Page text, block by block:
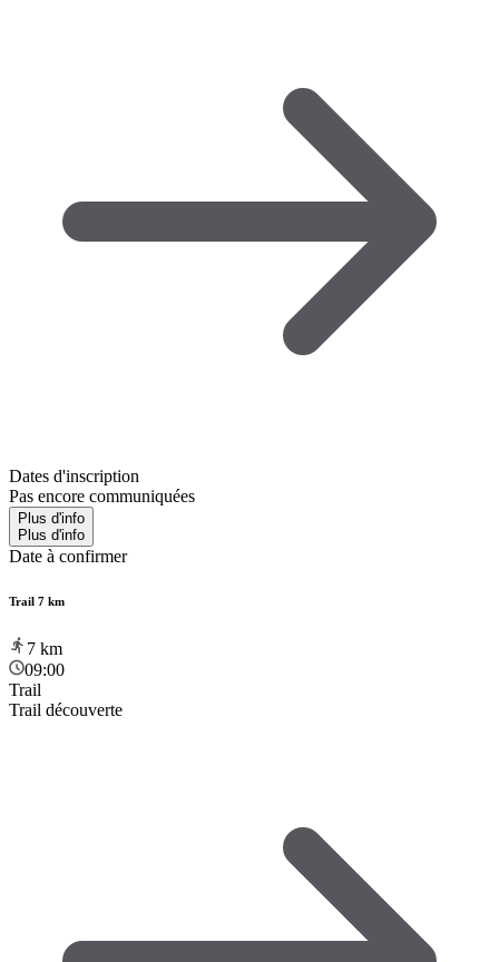
Dates d'inscription
Pas encore communiquées
Plus d'info
Plus d'info
Date à confirmer
Trail 7 km
7 km
09:00
Trail
Trail découverte